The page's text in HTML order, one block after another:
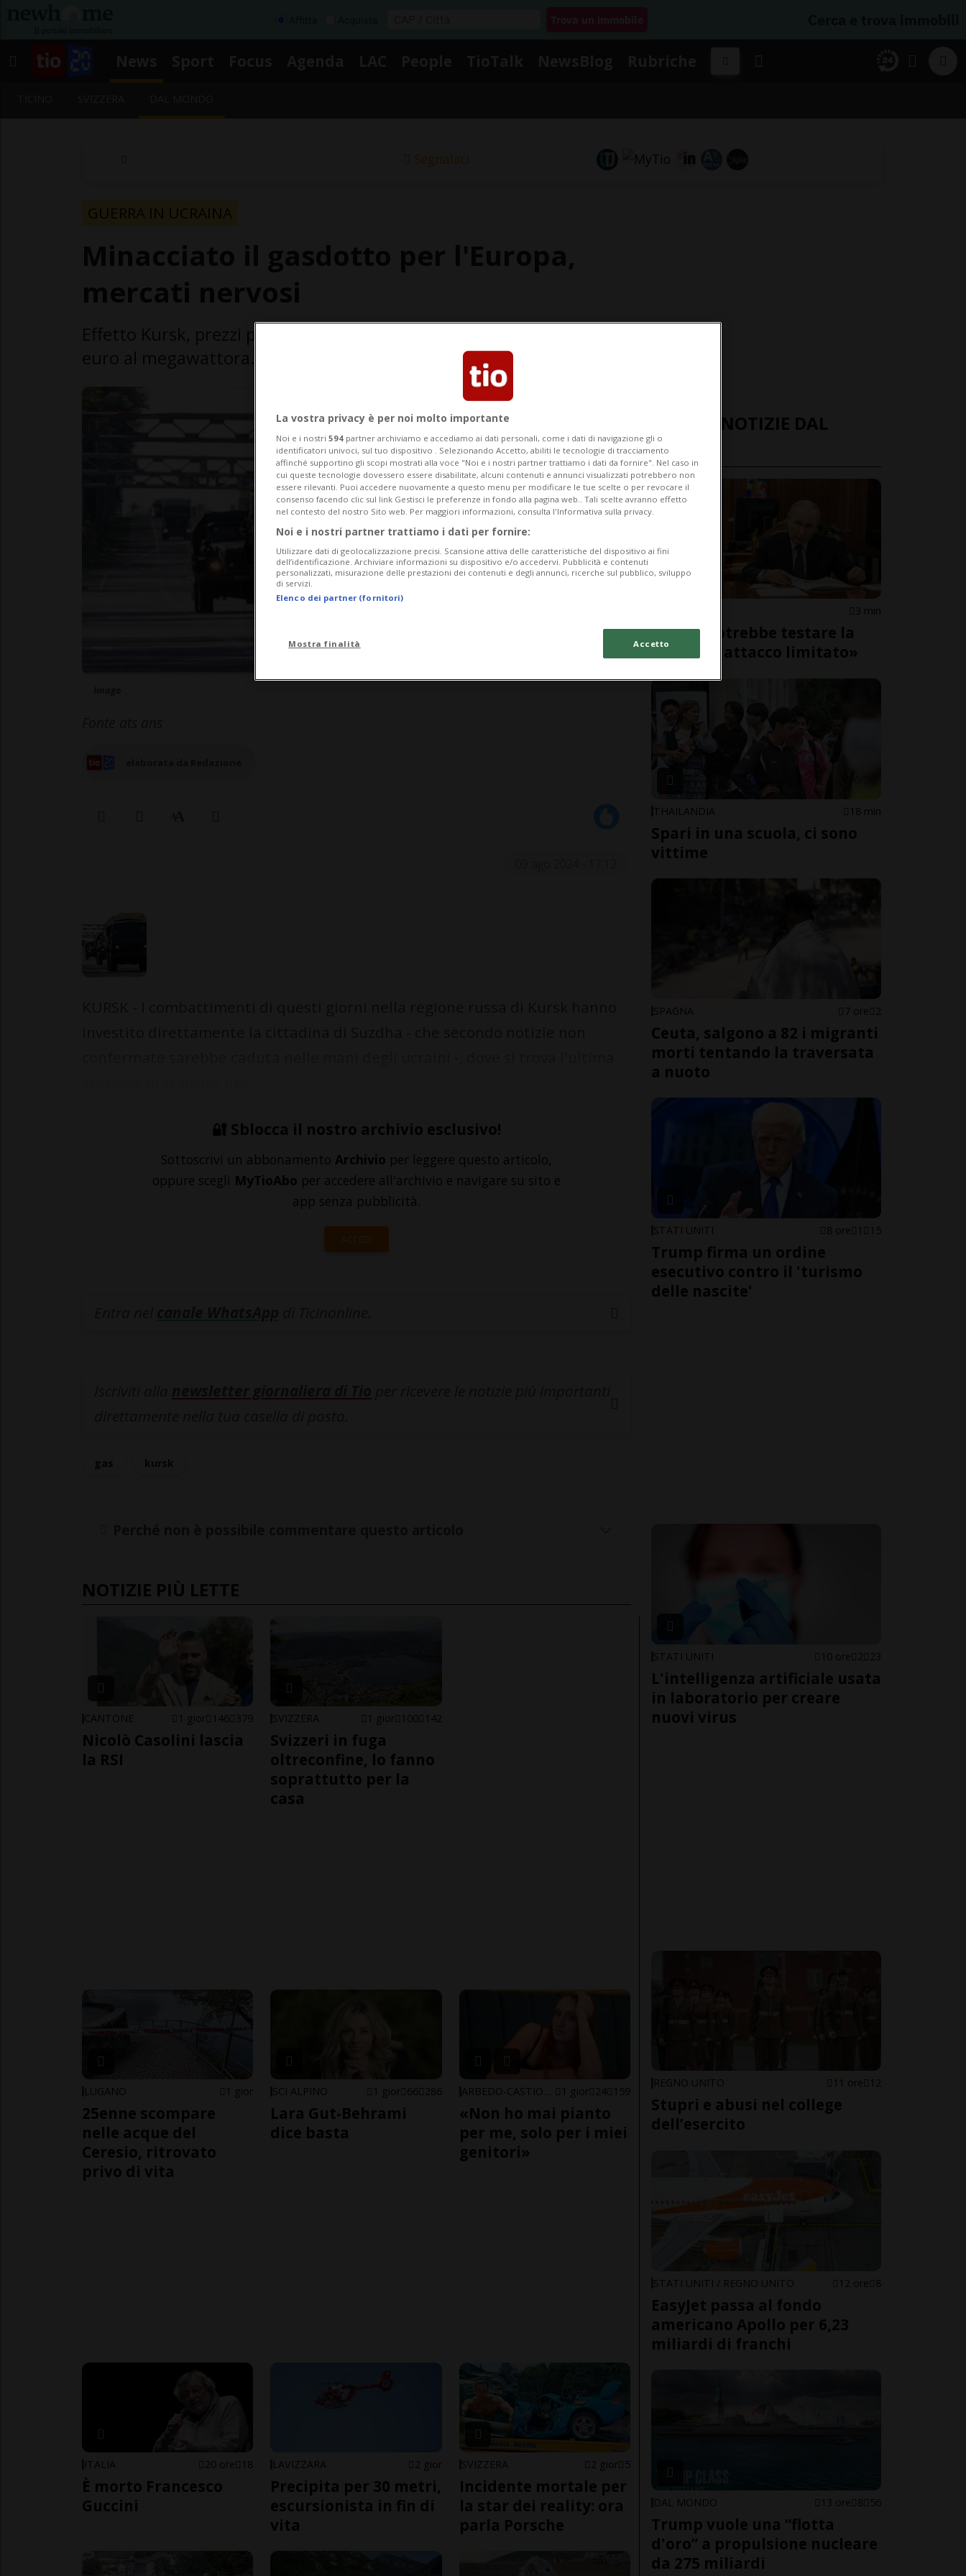
Segnalaci
GUERRA IN UCRAINA
🔐 Sblocca il nostro archivio esclusivo!
Sottoscrivi un abbonamento Archivio per leggere questo articolo,
oppure scegli MyTioAbo per accedere all'archivio e navigare su sito e
app senza pubblicità.
ACCEDI
NOTIZIE PIÙ LETTE
CANTONE 1 gior 146 379
Nicolò Casolini lascia
la RSI
SVIZZERA 1 gior 100 142
Svizzeri in fuga
oltreconfine, lo fanno
soprattutto per la
casa
LUGANO 1 gior
25enne scompare
nelle acque del
Ceresio, ritrovato
privo di vita
SCI ALPINO 1 gior 66 286
Lara Gut-Behrami
dice basta
1 gior 24 159
«Non ho mai pianto
per me, solo per i miei
genitori»
ITALIA 20 ore 18
È morto Francesco
Guccini
LAVIZZARA 2 gior
Precipita per 30 metri,
escursionista in fin di
vita
SVIZZERA 2 gior 5
Incidente mortale per
la star dei reality: ora
parla Porsche
ULTIME NOTIZIE DAL
MONDO
3 min
«Putin potrebbe testare la
Nato con attacco limitato»
THAILANDIA 18 min
Spari in una scuola, ci sono
vittime
SPAGNA 7 ore 2
Ceuta, salgono a 82 i migranti
morti tentando la traversata
a nuoto
STATI UNITI 8 ore 1 15
Trump firma un ordine
esecutivo contro il 'turismo
delle nascite'
STATI UNITI 10 ore 2 23
L'intelligenza artificiale usata
in laboratorio per creare
nuovi virus
REGNO UNITO 11 ore 12
Stupri e abusi nel college
dell’esercito
STATI UNITI / REGNO UNITO 12 ore 8
EasyJet passa al fondo
americano Apollo per 6,23
miliardi di franchi
DAL MONDO 13 ore 8 56
Trump vuole una “flotta
d'oro” a propulsione nucleare
da 275 miliardi
La vostra privacy è per noi molto importante
Noi e i nostri 594 partner archiviamo e accediamo ai dati personali, come i dati di navigazione gli o
identificatori univoci, sul tuo dispositivo . Selezionando Accetto, abiliti le tecnologie di tracciamento
affinché supportino gli scopi mostrati alla voce "Noi e i nostri partner trattiamo i dati da fornire". Nel caso in
cui queste tecnologie dovessero essere disabilitate, alcuni contenuti e annunci visualizzati potrebbero non
essere rilevanti. Puoi accedere nuovamente a questo menu per modificare le tue scelte o per revocare il
consenso facendo clic sul link Gestisci le preferenze in fondo alla pagina web.. Tali scelte avranno effetto
nel contesto del nostro Sito web. Per maggiori informazioni, consulta l'Informativa sulla privacy.
Noi e i nostri partner trattiamo i dati per fornire:
Utilizzare dati di geolocalizzazione precisi. Scansione attiva delle caratteristiche del dispositivo ai fini
dell’identificazione. Archiviare informazioni su dispositivo e/o accedervi. Pubblicità e contenuti
personalizzati, misurazione delle prestazioni dei contenuti e degli annunci, ricerche sul pubblico, sviluppo
di servizi.
Elenco dei partner (fornitori)
Mostra finalità Accetto